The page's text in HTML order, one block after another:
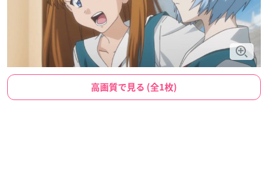
高画質で見る (全1枚)